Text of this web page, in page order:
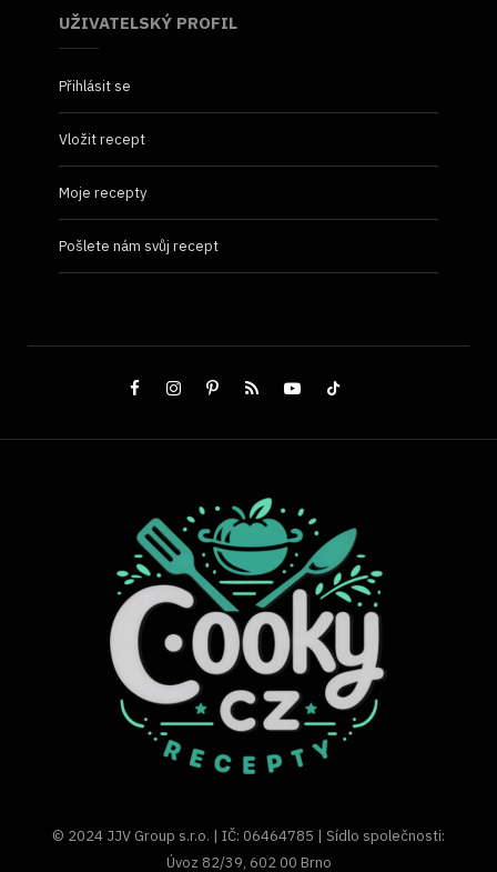
UŽIVATELSKÝ PROFIL
Přihlásit se
Vložit recept
Moje recepty
Pošlete nám svůj recept
© 2024 JJV Group s.r.o. | IČ: 06464785 | Sídlo společnosti:
Úvoz 82/39, 602 00 Brno